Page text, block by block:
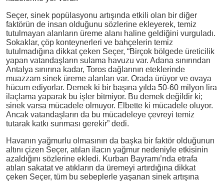
Seçer, sinek popülasyonu artışında etkili olan bir diğer
faktörün de insan olduğunu sözlerine ekleyerek, temiz
tutulmayan alanların üreme alanı haline geldiğini vurguladı.
Sokaklar, çöp konteynerleri ve bahçelerin temiz
tutulmadığına dikkat çeken Seçer, “Birçok bölgede üreticilik
yapan vatandaşların sulama havuzu var. Adana sınırından
Antalya sınırına kadar, Toros dağlarının eteklerinde
muazzam sinek üreme alanları var. Orada ürüyor ve ovaya
hücum ediyorlar. Demek ki bir başına yılda 50-60 milyon lira
ilaçlama yaparak bu işler bitmiyor. Bu demek değildir ki;
sinek varsa mücadele olmuyor. Elbette ki mücadele oluyor.
Ancak vatandaşların da bu mücadeleye çevreyi temiz
tutarak katkı sunması gerekir” dedi.
Havanın yağmurlu olmasının da başka bir faktör olduğunun
altını çizen Seçer, atılan ilacın yağmur nedeniyle etkisinin
azaldığını sözlerine ekledi. Kurban Bayramı’nda etrafa
atılan sakatat ve atıkların da üremeyi artırdığına dikkat
çeken Seçer, tüm bu sebeplerle yaşanan sinek artışına